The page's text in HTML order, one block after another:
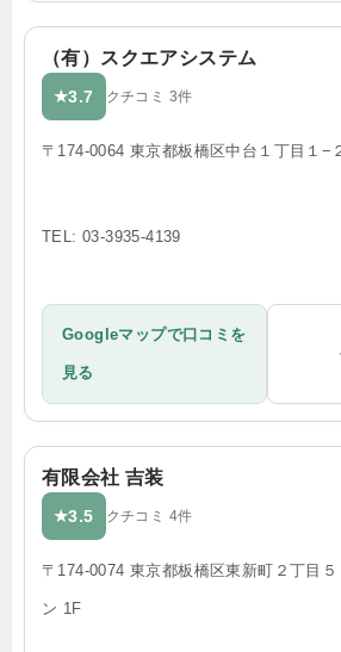
（有）スクエアシステム
★3.7 クチコミ 3件
〒174-0064 東京都板橋区中台１丁目１−
TEL: 03-3935-4139
Googleマップで口コミを
見る
有限会社 吉装
★3.5 クチコミ 4件
〒174-0074 東京都板橋区東新町２丁目
ン 1F